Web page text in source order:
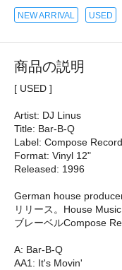
NEW ARRIVAL USED
商品の説明
[ USED ]
Artist: DJ Linus
Title: Bar-B-Q
Label: Compose
Format: Vinyl 12"
Released: 1996
German house
リリース。House
ブレーベルCompose
A: Bar-B-Q
AA1: It's Movin'